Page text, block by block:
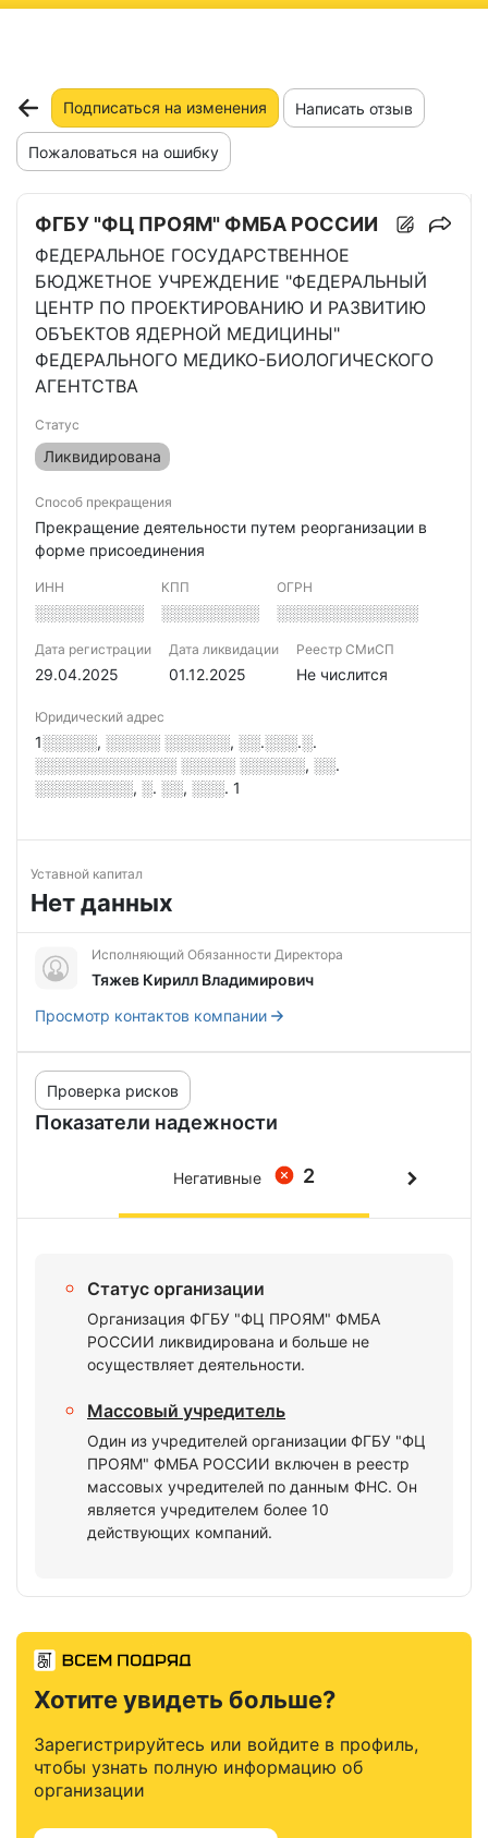
Подписаться на изменения Написать отзыв
Пожаловаться на ошибку
ФГБУ "ФЦ ПРОЯМ" ФМБА РОССИИ
ФЕДЕРАЛЬНОЕ ГОСУДАРСТВЕННОЕ
БЮДЖЕТНОЕ УЧРЕЖДЕНИЕ "ФЕДЕРАЛЬНЫЙ
ЦЕНТР ПО ПРОЕКТИРОВАНИЮ И РАЗВИТИЮ
ОБЪЕКТОВ ЯДЕРНОЙ МЕДИЦИНЫ"
ФЕДЕРАЛЬНОГО МЕДИКО-БИОЛОГИЧЕСКОГО
АГЕНТСТВА
Статус
Ликвидирована
Способ прекращения
Прекращение деятельности путем реорганизации в
форме присоединения
ИНН
░░░░░░░░░░
КПП
░░░░░░░░░
ОГРН
░░░░░░░░░░░░░
Дата регистрации
29.04.2025
Дата ликвидации
01.12.2025
Реестр СМиСП
Не числится
Юридический адрес
1░░░░░, ░░░░░ ░░░░░░, ░░.░░░.░.
░░░░░░░░░░░░░ ░░░░░ ░░░░░░, ░░.
░░░░░░░░░, ░. ░░, ░░░. 1
Уставной капитал
Нет данных
Исполняющий Обязанности Директора
Тяжев Кирилл Владимирович
Просмотр контактов компании
Показатели надежности
Проверка рисков
2
Негативные
Статус организации
Организация ФГБУ "ФЦ ПРОЯМ" ФМБА
РОССИИ ликвидирована и больше не
осуществляет деятельности.
Массовый учредитель
Один из учредителей организации ФГБУ "ФЦ
ПРОЯМ" ФМБА РОССИИ включен в реестр
массовых учредителей по данным ФНС. Он
является учредителем более 10
действующих компаний.
Хотите увидеть больше?
Зарегистрируйтесь или войдите в профиль,
чтобы узнать полную информацию об
организации